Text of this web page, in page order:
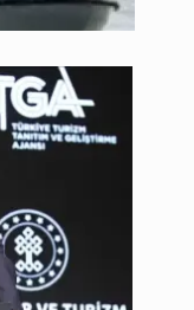
احتجزتها الشهر